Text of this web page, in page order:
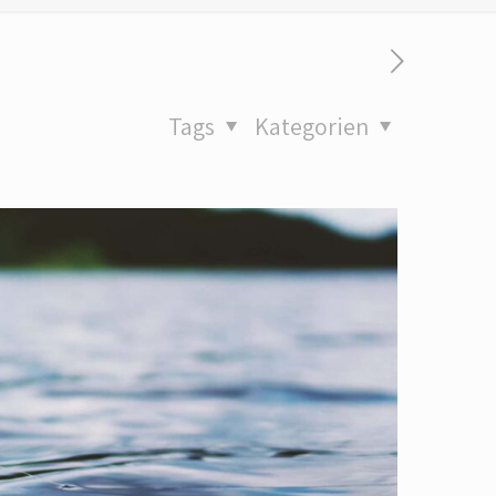
Kategorien
Tags